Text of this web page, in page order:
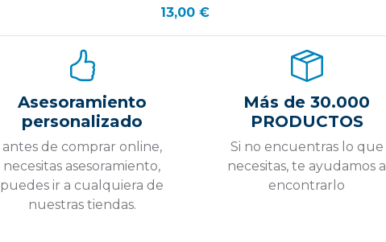
13,00 €
Asesoramiento
personalizado
antes de comprar online,
necesitas asesoramiento,
puedes ir a cualquiera de
nuestras tiendas.
Más de 30.000
PRODUCTOS
Si no encuentras lo que
necesitas, te ayudamos a
encontrarlo